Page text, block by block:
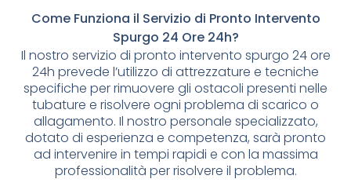
Come Funziona il Servizio di Pronto Intervento
Spurgo 24 Ore 24h?
Il nostro servizio di pronto intervento spurgo 24 ore
24h prevede l’utilizzo di attrezzature e tecniche
specifiche per rimuovere gli ostacoli presenti nelle
tubature e risolvere ogni problema di scarico o
allagamento. Il nostro personale specializzato,
dotato di esperienza e competenza, sarà pronto
ad intervenire in tempi rapidi e con la massima
professionalità per risolvere il problema.